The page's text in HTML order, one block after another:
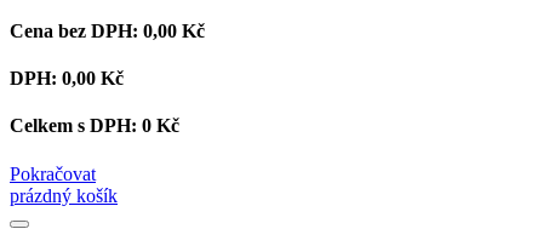
Cena bez DPH: 0,00 Kč
DPH: 0,00 Kč
Celkem s DPH: 0 Kč
Pokračovat
prázdný košík